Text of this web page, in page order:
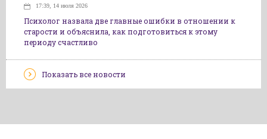
17:39, 14 июля 2026
Психолог назвала две главные ошибки в отношении к
старости и объяснила, как подготовиться к этому
периоду счастливо
Показать все новости